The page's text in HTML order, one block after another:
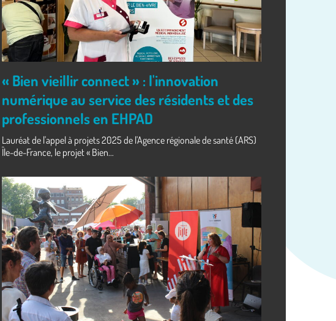
« Bien vieillir connect » : l'innovation
numérique au service des résidents et des
professionnels en EHPAD
Lauréat de l'appel à projets 2025 de l'Agence régionale de santé (ARS)
Île-de-France, le projet « Bien...